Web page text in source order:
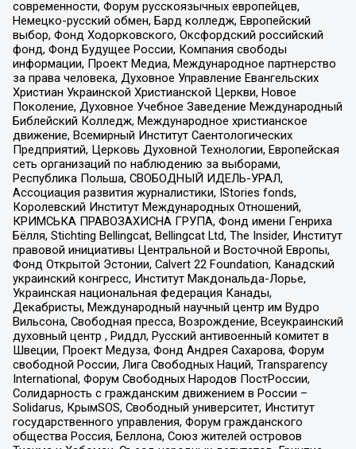
современности, Форум русскоязычных европейцев,
Немецко-русский обмен, Бард колледж, Европейский
выбор, Фонд Ходорковского, Оксфордский российский
фонд, Фонд Будущее России, Компания свободы
информации, Проект Медиа, Международное партнерство
за права человека, Духовное Управление Евангельских
Христиан Украинской Христианской Церкви, Новое
Поколение, Духовное Учебное Заведение Международный
Библейский Колледж, Международное христианское
движение, Всемирный Институт Саентологических
Предприятий, Церковь Духовной Технологии, Европейская
сеть организаций по наблюдению за выборами,
Республика Польша, СВОБОДНЫЙ ИДЕЛЬ-УРАЛ,
Ассоциация развития журналистики, IStories fonds,
Королевский Институт Международных Отношений,
КРИМСЬКА ПРАВОЗАХИСНА ГРУПА, Фонд имени Генриха
Бёлля, Stichting Bellingcat, Bellingcat Ltd, The Insider, Институт
правовой инициативы Центральной и Восточной Европы,
Фонд Открытой Эстонии, Calvert 22 Foundation, Канадский
украинский конгресс, Институт Макдональда-Лорье,
Украинская национальная федерация Канады,
Декабристы, Международный научный центр им Вудро
Вильсона, Свободная пресса, Возрождение, Всеукраинский
духовный центр , Риддл, Русский антивоенный комитет в
Швеции, Проект Медуза, Фонд Андрея Сахарова, Форум
свободной России, Лига Свободных Наций, Transparеncy
International, Форум Свободных Народов ПостРоссии,
Солидарность с гражданским движением в России –
Solidarus, КрымSOS, Свободный университет, Институт
государственного управления, Форум гражданского
общества Россия, Беллона, Союз жителей островов